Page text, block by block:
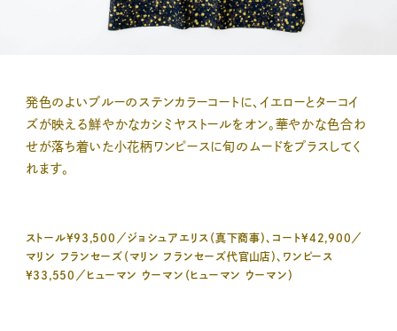
発色のよいブルーのステンカラーコートに、イエローとターコイ
ズが映える鮮やかなカシミヤストールをオン。華やかな色合わ
せが落ち着いた小花柄ワンピースに旬のムードをプラスしてく
れます。
ストール¥93,500／ジョシュアエリス（真下商事）、コート¥42,900／
マリン フランセーズ（マリン フランセーズ代官山店）、ワンピース
¥33,550／ヒューマン ウーマン（ヒューマン ウーマン）